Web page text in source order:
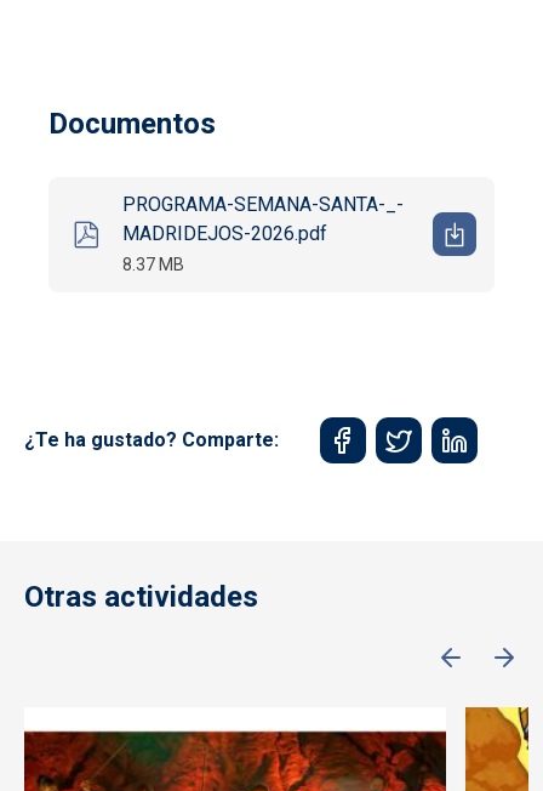
Documentos
PROGRAMA-SEMANA-SANTA-_-
MADRIDEJOS-2026.pdf
8.37 MB
¿Te ha gustado? Comparte:
Otras actividades